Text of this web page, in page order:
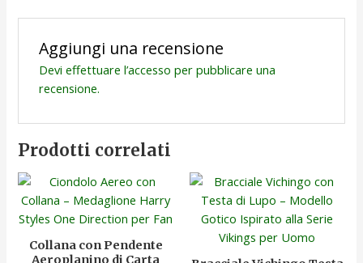
Aggiungi una recensione
Devi effettuare l’accesso per pubblicare una
recensione.
Prodotti correlati
Collana con Pendente
Aeroplanino di Carta